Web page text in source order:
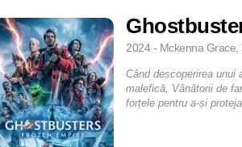
2024 - Mckenna Grace,
Când descoperirea unui
malefică, Vânătorii de
forțele pentru a-și